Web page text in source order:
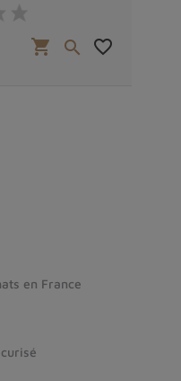
shopping_cart  favorite_border
en France